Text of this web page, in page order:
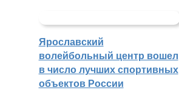
Ярославский
волейбольный центр вошел
в число лучших спортивных
объектов России